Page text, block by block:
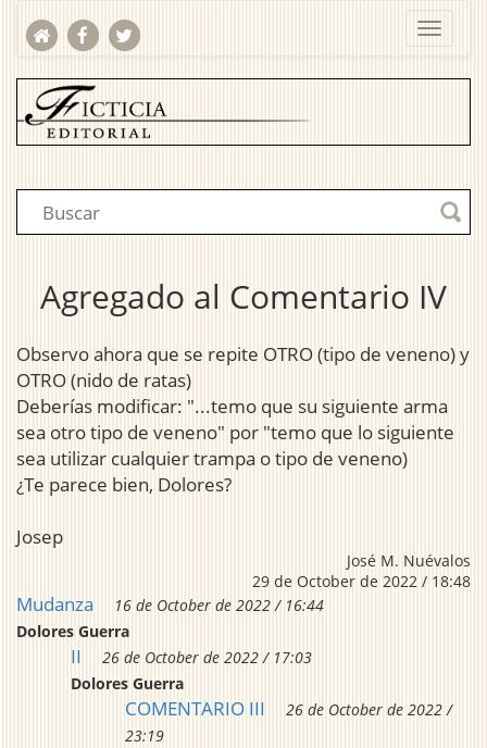
Agregado al Comentario IV
Observo ahora que se repite OTRO (tipo de veneno) y
OTRO (nido de ratas)
Deberías modificar: "...temo que su siguiente arma
sea otro tipo de veneno" por "temo que lo siguiente
sea utilizar cualquier trampa o tipo de veneno)
¿Te parece bien, Dolores?
Josep
José M. Nuévalos
29 de October de 2022 / 18:48
Mudanza
16 de October de 2022 / 16:44
Dolores Guerra
II
26 de October de 2022 / 17:03
Dolores Guerra
COMENTARIO III
26 de October de 2022 /
23:19